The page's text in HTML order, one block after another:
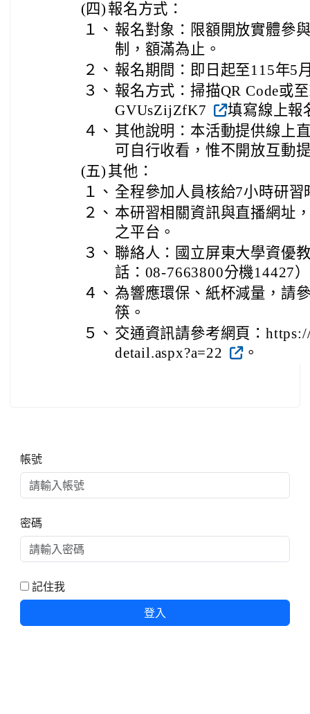
(四) 報名方式：
１、 報名對象：限額開放實體參
制，額滿為止。
２、 報名期間：即日起至115年5
３、 報名方式：掃描QR Code或
GVUsZijZfK7
填寫線上報
４、 其他說明：本活動提供線上
可自行收看，惟不開放互動
(五) 其他：
１、 全程參加人員核給7小時研習
２、 本研習相關資訊與直播網址
之平台。
３、 聯絡人：國立屏東大學資優
話：08-7663800分機14427
４、 為響應環保、紙杯減量，請
筷。
５、 交通資訊請參考網頁：
detail.aspx?a=22
。
帳號
密碼
記住我
登入